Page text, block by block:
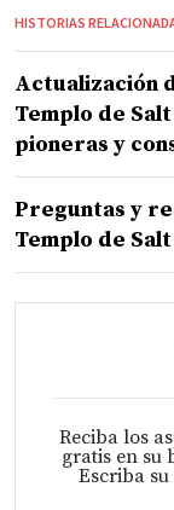
HISTORIAS
Actualización
Templo de
pioneras y
Preguntas y
Templo de
Reciba los
gratis en su
Escriba